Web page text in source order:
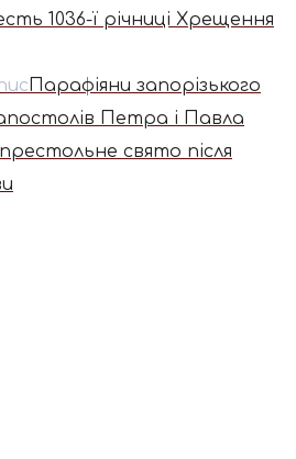
1036-ї річниці Хрещення
Парафіяни запорізького
Петра і Павла
свято після